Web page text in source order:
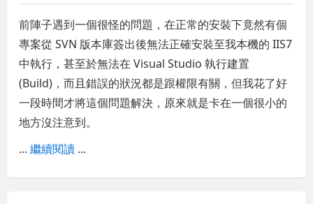
前陣子遇到一個很怪的問題，在正常的安裝下竟然有個
專案從 SVN 版本庫簽出後無法正確安裝至我本機的 IIS7
中執行，甚至於無法在 Visual Studio 執行建置
(Build)，而且錯誤的狀況都是跟權限有關，但我花了好
一段時間才將這個問題解決，原來就是卡在一個很小的
地方沒注意到。
...繼續閱讀 ...